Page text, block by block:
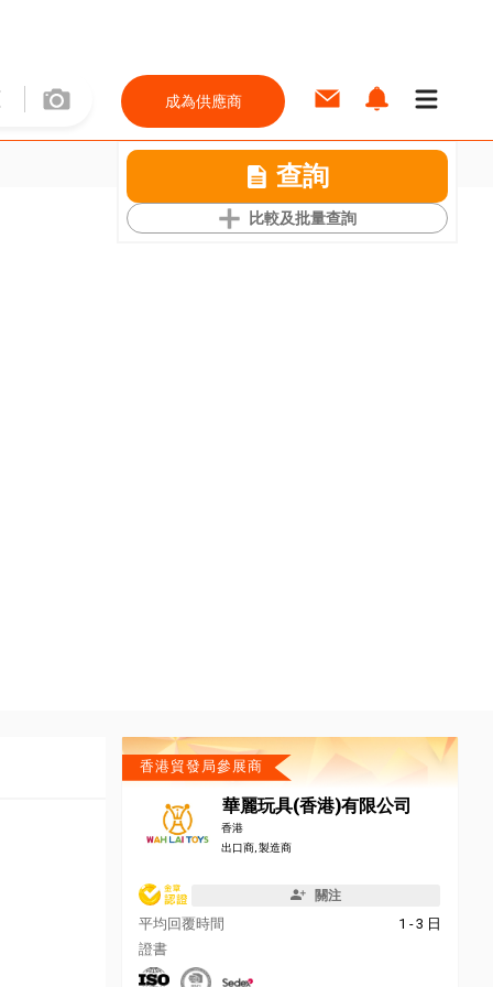
成為供應商
查詢
比較及批量查詢
香港貿發局參展商
華麗玩具(香港)有限公司
香港
出口商, 製造商
關注
平均回覆時間
1 - 3 日
證書